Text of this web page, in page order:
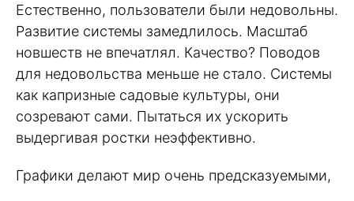
Естественно, пользователи были недовольны.
Развитие системы замедлилось. Масштаб
новшеств не впечатлял. Качество? Поводов
для недовольства меньше не стало. Системы
как капризные садовые культуры, они
созревают сами. Пытаться их ускорить
выдергивая ростки неэффективно.
Графики делают мир очень предсказуемыми,